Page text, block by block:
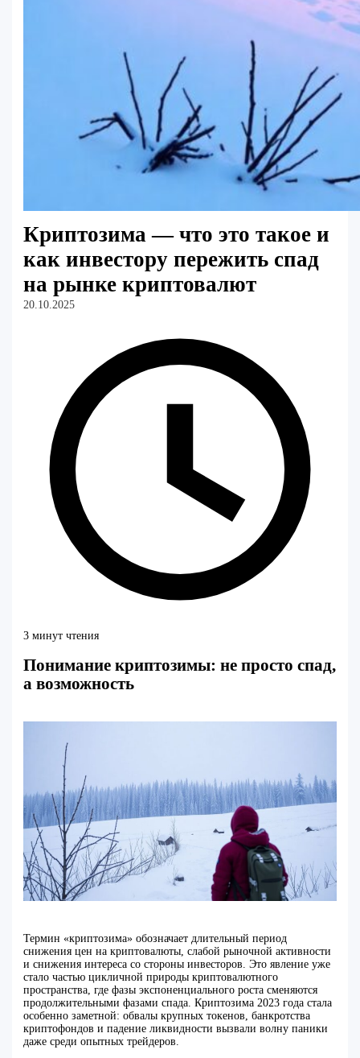
Криптозима — что это такое и
как инвестору пережить спад
на рынке криптовалют
20.10.2025
3 минут чтения
Понимание криптозимы: не просто спад,
а возможность
Термин «криптозима» обозначает длительный период
снижения цен на криптовалюты, слабой рыночной активности
и снижения интереса со стороны инвесторов. Это явление уже
стало частью цикличной природы криптовалютного
пространства, где фазы экспоненциального роста сменяются
продолжительными фазами спада. Криптозима 2023 года стала
особенно заметной: обвалы крупных токенов, банкротства
криптофондов и падение ликвидности вызвали волну паники
даже среди опытных трейдеров.